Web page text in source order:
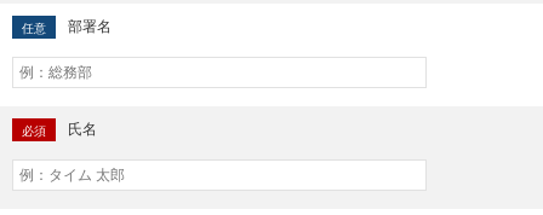
任意 部署名
必須 氏名